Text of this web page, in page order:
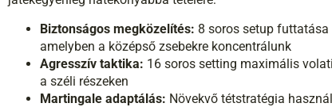
Biztonságos megközelítés: 8 soros setup futtatása
amelyben a középső zsebekre koncentrálunk
Agresszív taktika: 16 soros setting maximális
a széli részeken
Martingale adaptálás: Növekvő tétstratégia